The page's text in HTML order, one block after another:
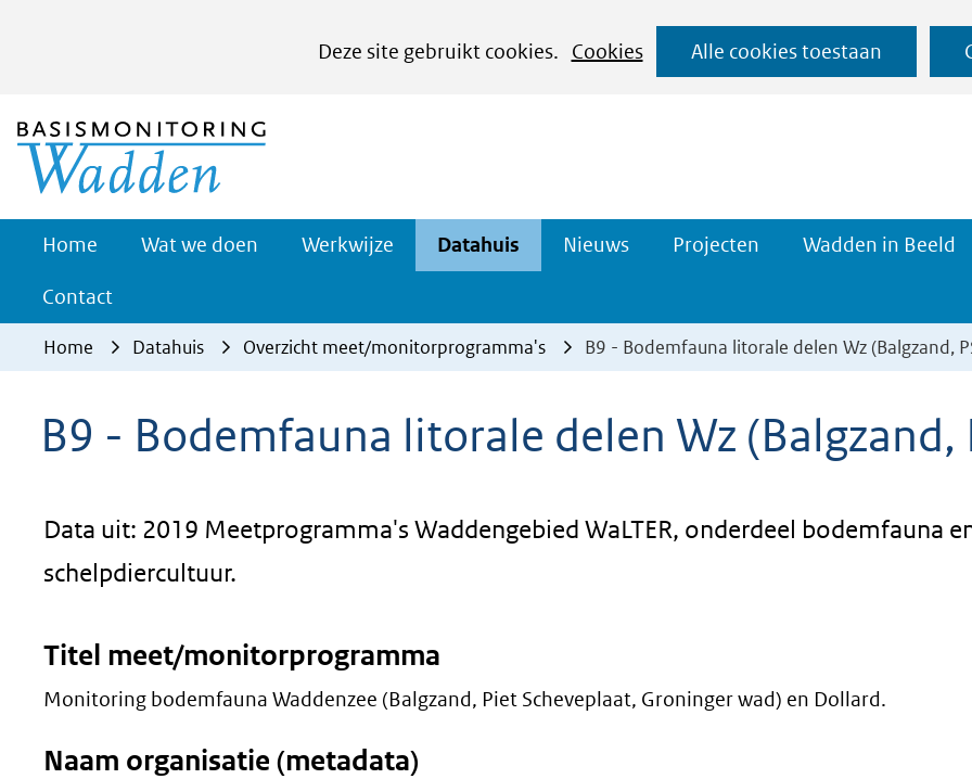
Deze site gebruikt cookies.
Cookies
kan
het
gebruik
deze
website
toegestaan
Alle cookies toestaan
Ga
naar
Home Wat we doen Werkwijze Werkwijze
Uitklappen
Datahuis Datahuis
Uitklappen
Nieuws Projecten Projecten
Uitklappen
Wadden in Beeld
Contact
Home Datahuis Overzicht meet/monitorprogramma's B9 - Bodemfauna litorale delen Wz (Balgzand,
B9 - Bodemfauna litorale delen Wz
Data uit: 2019 Meetprogramma's Waddengebied WaLTER, onderdeel bodemfauna
schelpdiercultuur.
Titel meet/monitorprogramma
Monitoring bodemfauna Waddenzee (Balgzand, Piet Scheveplaat, Groninger wad) en Dollard.
Naam organisatie (metadata)